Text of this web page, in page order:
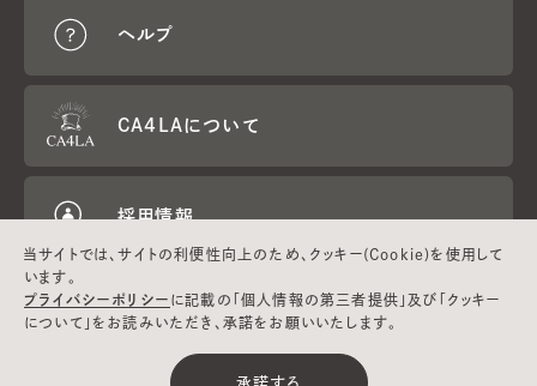
ヘルプ
CA4LAについて
採用情報
Global
Website
メールマガジン
登録
お問い合わせ
当サイトでは、サイトの利便性向上のため、クッキー(Cookie)を使用して
います。
プライバシーポリシー に記載の「個人情報の第三者提供」及び「クッキー
について」をお読みいただき、承諾をお願いいたします。